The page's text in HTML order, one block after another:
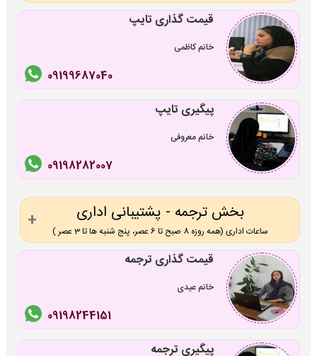
قیمت گذاری تایپ
خانم کاظمی
09199687040
پیگیری تایپ
خانم معروفی
09198282007
بخش ترجمه - پشتیبانی اداری
ساعات اداری (همه روزه 8 صبح تا 6 عصر، پنج شنبه ها تا 3 عصر )
قیمت گذاری ترجمه
خانم عیدی
09198244151
پیگیری ترجمه